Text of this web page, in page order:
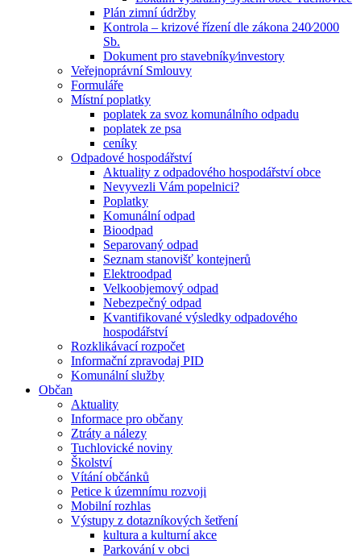
Plán zimní údržby
Kontrola – krizové řízení dle zákona 240⁄2000
Sb.
Dokument pro stavebníky⁄investory
Veřejnoprávní Smlouvy
Formuláře
Místní poplatky
poplatek za svoz komunálního odpadu
poplatek ze psa
ceníky
Odpadové hospodářství
Aktuality z odpadového hospodářství obce
Nevyvezli Vám popelnici?
Poplatky
Komunální odpad
Bioodpad
Separovaný odpad
Seznam stanovišť kontejnerů
Elektroodpad
Velkoobjemový odpad
Nebezpečný odpad
Kvantifikované výsledky odpadového
hospodářství
Rozklikávací rozpočet
Informační zpravodaj PID
Komunální služby
Občan
Aktuality
Informace pro občany
Ztráty a nálezy
Tuchlovické noviny
Školství
Vítání občánků
Petice k územnímu rozvoji
Mobilní rozhlas
Výstupy z dotazníkových šetření
kultura a kulturní akce
Parkování v obci